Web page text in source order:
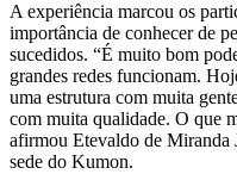
A experiência marcou os
importância de conhecer de
sucedidos. “É muito bom
grandes redes funcionam.
uma estrutura com muita
com muita qualidade. O que
afirmou Etevaldo de Miranda
sede do Kumon.